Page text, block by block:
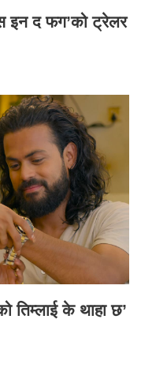
इन द फग’को ट्रेलर
तिम्लाई के थाहा छ’